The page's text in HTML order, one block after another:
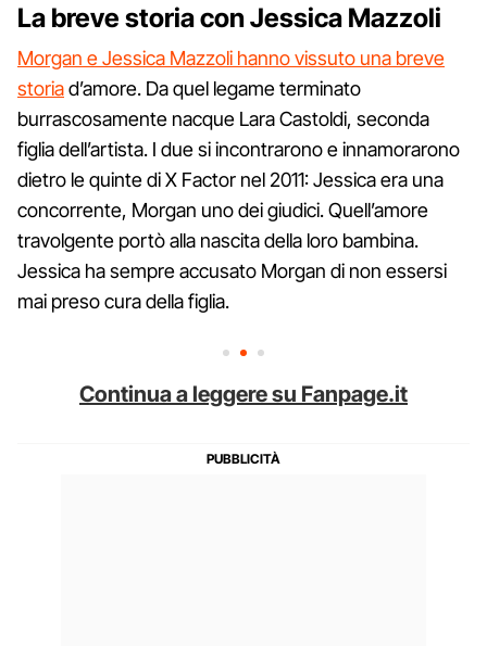
La breve storia con Jessica Mazzoli
Morgan e Jessica Mazzoli hanno vissuto una breve
storiad’amore. Da quel legame terminato
burrascosamente nacque Lara Castoldi, seconda
figlia dell’artista. I due si incontrarono e innamorarono
dietro le quinte di X Factor nel 2011: Jessica era una
concorrente, Morgan uno dei giudici. Quell’amore
travolgente portò alla nascita della loro bambina.
Jessica ha sempre accusato Morgan di non essersi
mai preso cura della figlia.
Continua a leggere su Fanpage.it